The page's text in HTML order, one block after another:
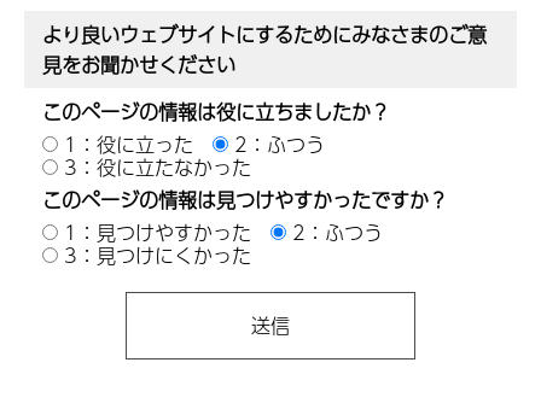
より良いウェブサイトにするためにみなさまのご意
見をお聞かせください
このページの情報は役に立ちましたか？
1：役に立った
2：ふつう
3：役に立たなかった
このページの情報は見つけやすかったですか？
1：見つけやすかった
2：ふつう
3：見つけにくかった